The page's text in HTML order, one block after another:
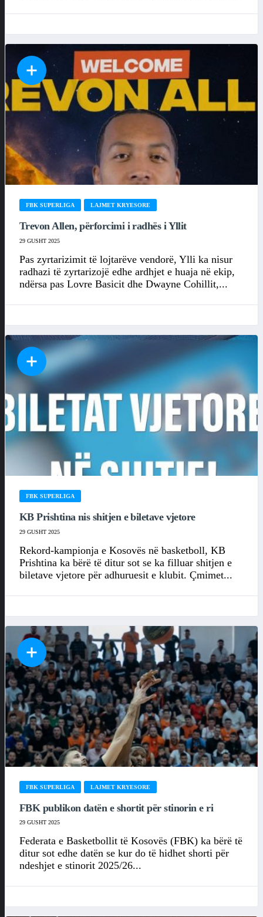
FBK SUPERLIGA LAJMET KRYESORE
Trevon Allen, përforcimi i radhës i Yllit
29 GUSHT 2025
Pas zyrtarizimit të lojtarëve vendorë, Ylli ka nisur
radhazi të zyrtarizojë edhe ardhjet e huaja në ekip,
ndërsa pas Lovre Basicit dhe Dwayne Cohillit,...
FBK SUPERLIGA
KB Prishtina nis shitjen e biletave vjetore
29 GUSHT 2025
Rekord-kampionja e Kosovës në basketboll, KB
Prishtina ka bërë të ditur sot se ka filluar shitjen e
biletave vjetore për adhuruesit e klubit. Çmimet...
FBK SUPERLIGA LAJMET KRYESORE
FBK publikon datën e shortit për stinorin e ri
29 GUSHT 2025
Federata e Basketbollit të Kosovës (FBK) ka bërë të
ditur sot edhe datën se kur do të hidhet shorti për
ndeshjet e stinorit 2025/26...